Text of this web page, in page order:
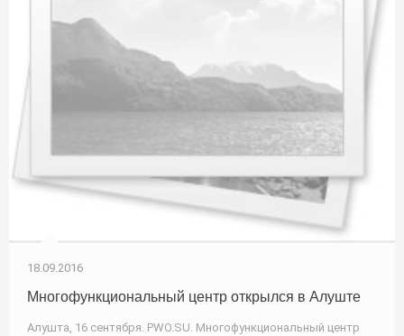
18.09.2016
Многофункциональный центр открылся в Алуште
Алушта, 16 сентября. PWO.SU. Многофункциональный центр